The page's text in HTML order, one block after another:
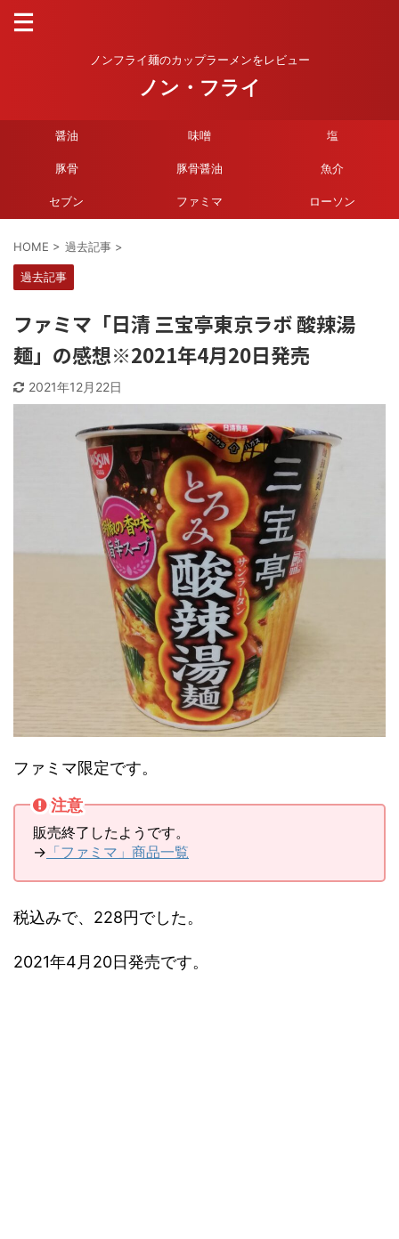
ノンフライ麺のカップラーメンをレビュー
ノン・フライ
醤油 味噌 塩
豚骨 豚骨醤油 魚介
セブン ファミマ ローソン
HOME > 過去記事 >
過去記事
ファミマ「日清 三宝亭東京ラボ 酸辣湯
麺」の感想※2021年4月20日発売
2021年12月22日
ファミマ限定です。
注意
販売終了したようです。
→ 「ファミマ」商品一覧
税込みで、228円でした。
2021年4月20日発売です。